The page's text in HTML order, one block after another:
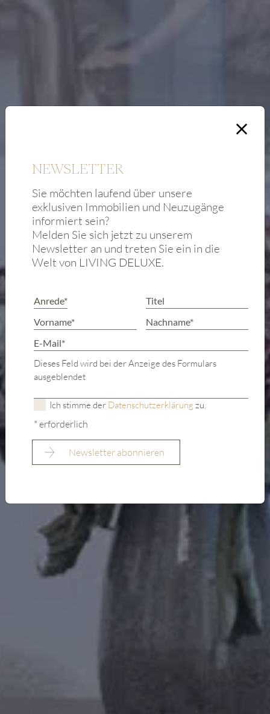
NEWSLETTER
Sie möchten laufend über unsere
exklusiven Immobilien und Neuzugänge
informiert sein?
Melden Sie sich jetzt zu unserem
Newsletter an und treten Sie ein in die
Welt von LIVING DELUXE.
Dieses Feld wird bei der Anzeige des Formulars
ausgeblendet
Ich stimme der Datenschutzerklärung zu.
* erforderlich